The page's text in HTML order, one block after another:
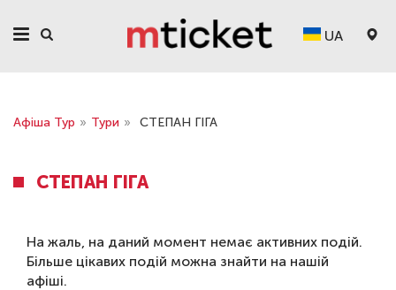
UA
Афіша Тур » Тури » СТЕПАН ГІГА
СТЕПАН ГІГА
На жаль, на даний момент немає активних подій.
Більше цікавих подій можна знайти на нашій
афіші.